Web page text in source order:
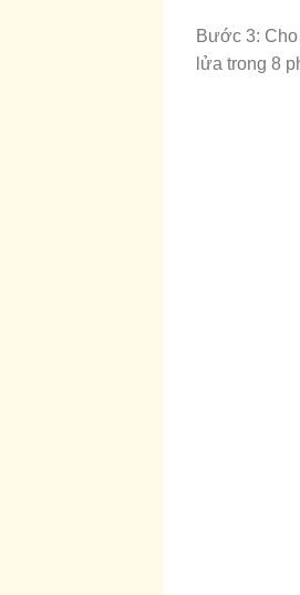
Bước 3:
lửa trong 8